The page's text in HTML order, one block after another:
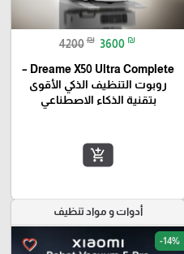
4200 ₪ 3600 ₪
Dreame X50 Ultra Complete –
روبوت التنظيف الذكي الأقوى
بتقنية الذكاء الاصطناعي
add_shopping_cart
أدوات و مواد تنظيف
favorite_border -14%